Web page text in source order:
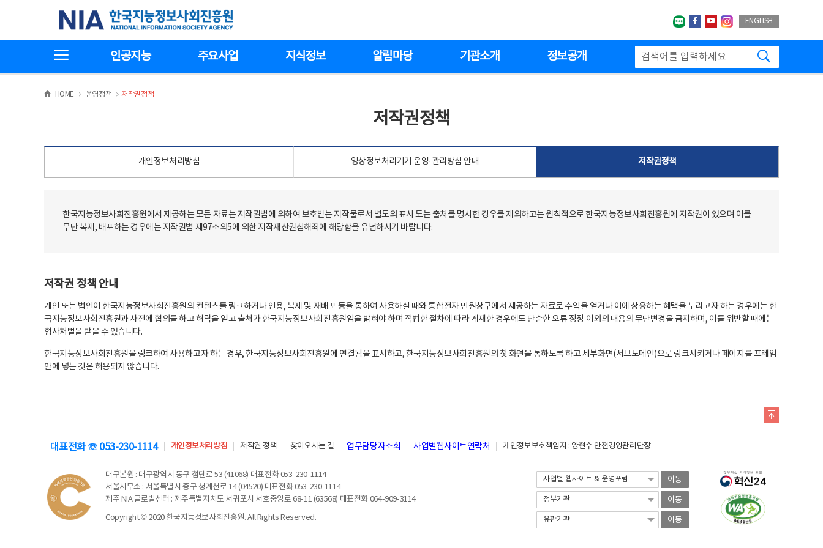
기
한국지능정보사회진흥원
네이버블로그
페이스북
유투브인스타그랩
ENGLISH
인공지능 주요사업 지식정보 알림마당 기관소개 정보공개
HOME >운영정책 >
저작권정책
저작권정책
개인정보처리방침 영상정보처리기기 운영·관리방침 안내 저작권정책
한국지능정보사회진흥원에서 제공하는 모든 자료는 저작권법에 의하여 보호받는 저작물로서 별도의 표시 도는 출처를 명시한 경우를 제외하고는 원칙적으로 한국지능정보사회진흥원에 저작권이 있으며 이를
무단 복제, 배포하는 경우에는 저작권법 제97조의5에 의한 저작재산권침해죄에 해당함을 유념하시기 바랍니다.
저작권 정책 안내
개인 또는 법인이 한국지능정보사회진흥원의 컨텐츠를 링크하거나 인용, 복제 및 재배포 등을 통하여 사용하실 때와 통합전자 민원창구에서 제공하는 자료로 수익을 얻거나 이에 상응하는 혜택을 누리고자 하는 경우에는 한
국지능정보사회진흥원과 사전에 협의를 하고 허락을 얻고 출처가 한국지능정보사회진흥원임을 밝혀야 하며 적법한 절차에 따라 게재한 경우에도 단순한 오류 정정 이외의 내용의 무단변경을 금지하며, 이를 위반할 때에는
형사처벌을 받을 수 있습니다.
한국지능정보사회진흥원을 링크하여 사용하고자 하는 경우, 한국지능정보사회진흥원에 연결됨을 표시하고, 한국지능정보사회진흥원의 첫 화면을 통하도록 하고 세부화면(서브도메인)으로 링크시키거나 페이지를 프레임
안에 넣는 것은 허용되지 않습니다.
대표전화 ☏ 053-230-1114 개인정보처리방침 저작권 정책 찾아오시는 길 업무담당자조회 사업별웹사이트연락처 개인정보보호책임자 : 양현수 안전경영관리단장
대구본원 : 대구광역시 동구 첨단로 53 (41068) 대표전화 053-230-1114
서울사무소 : 서울특별시 중구 청계천로 14 (04520) 대표전화 053-230-1114
제주 NIA 글로벌센터 : 제주특별자치도 서귀포시 서호중앙로 68-11 (63568) 대표전화 064-909-3114
Copyright © 2020 한국지능정보사회진흥원. All Rights Reserved.
이동
이동
이동